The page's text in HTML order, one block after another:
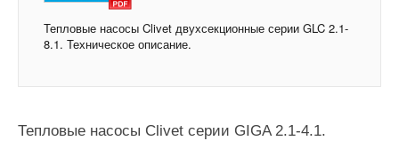
Тепловые насосы Clivet двухсекционные серии GLC 2.1-
8.1. Техническое описание.
Тепловые насосы Clivet серии GIGA 2.1-4.1.